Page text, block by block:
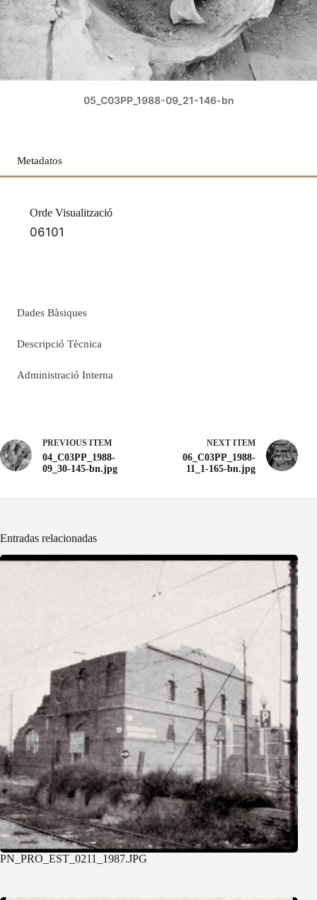
05_C03PP_1988-09_21-146-bn
Metadatos
Orde Visualització
06101
Dades Bàsiques
Descripció Tècnica
Administració Interna
PREVIOUS ITEM
04_C03PP_1988-
09_30-145-bn.jpg
NEXT ITEM
06_C03PP_1988-
11_1-165-bn.jpg
Entradas relacionadas
PN_PRO_EST_0211_1987.JPG